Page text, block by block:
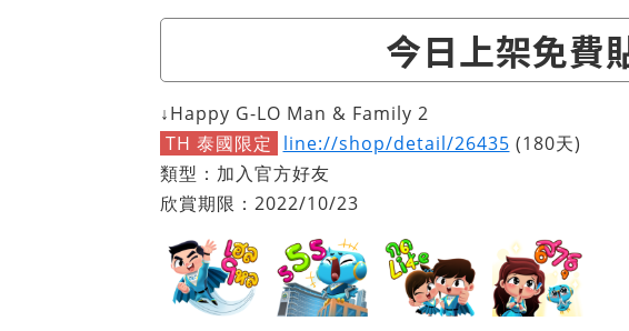
今日上架免費
↓Happy G-LO Man & Family 2
TH 泰國限定 line://shop/detail/26435 (180天)
類型：加入官方好友
欣賞期限：2022/10/23